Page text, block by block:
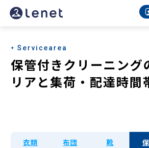
Servicearea
保管付きクリーニング
リアと集荷・配達時間
衣類 布団 靴